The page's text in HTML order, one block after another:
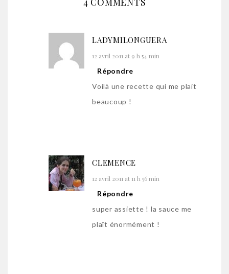
LADYMILONGUERA
12 avril 2011 at 9 h 54 min
Répondre
Voilà une recette qui me plait
beaucoup !
CLEMENCE
12 avril 2011 at 11 h 56 min
Répondre
super assiette ! la sauce me
plaît énormément !